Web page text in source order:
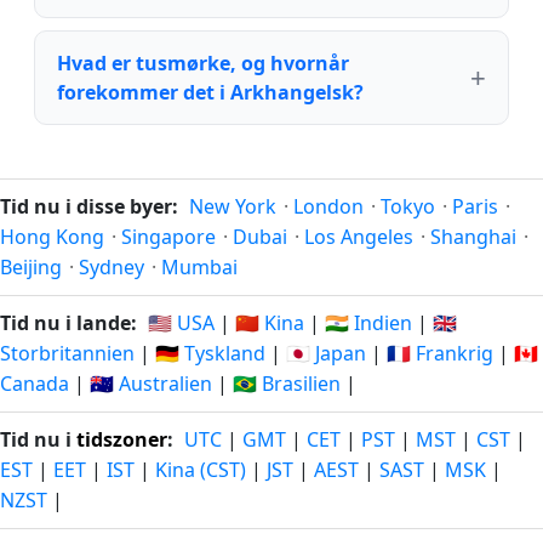
Hvad er tusmørke, og hvornår
forekommer det i Arkhangelsk?
Tid nu i disse byer: New York · London · Tokyo · Paris ·
Hong Kong · Singapore · Dubai · Los Angeles · Shanghai ·
Beijing · Sydney · Mumbai
Tid nu i lande: 🇺🇸 USA | 🇨🇳 Kina | 🇮🇳 Indien | 🇬🇧
Storbritannien | 🇩🇪 Tyskland | 🇯🇵 Japan | 🇫🇷 Frankrig | 🇨🇦
Canada | 🇦🇺 Australien | 🇧🇷 Brasilien |
Tid nu i tidszoner: UTC | GMT | CET | PST | MST | CST |
EST | EET | IST | Kina (CST) | JST | AEST | SAST | MSK |
NZST |